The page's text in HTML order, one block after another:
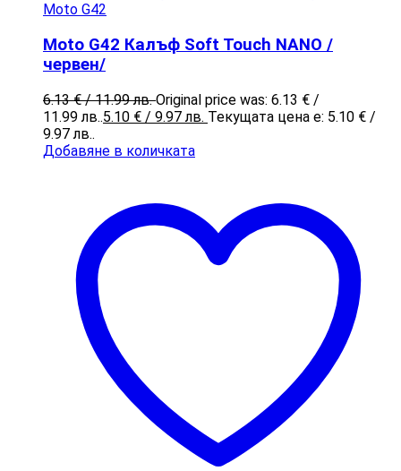
Moto G42
Moto G42 Калъф Soft Touch NANO /
червен/
6.13€/ 11.99 лв.Original price was: 6.13 € /
11.99 лв..5.10 € / 9.97 лв. Текущата цена е: 5.10 € /
9.97 лв..
Добавяне в количката